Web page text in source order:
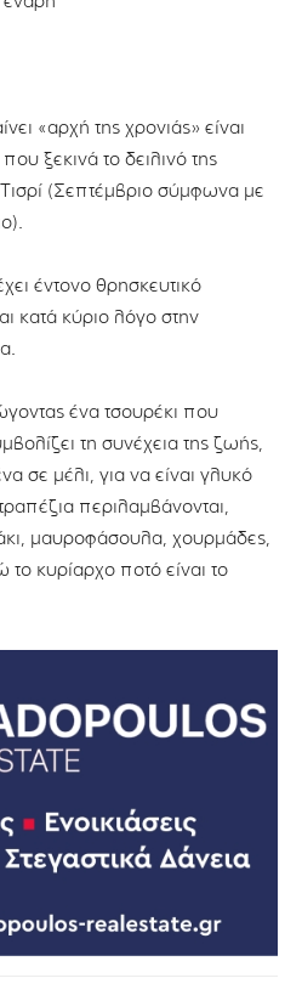
«αρχή της χρονιάς» είναι
ξεκινά το δειλινό της
(Σεπτέμβριο σύμφωνα με
έντονο θρησκευτικό
κατά κύριο λόγο στην
ένα τσουρέκι που
τη συνέχεια της ζωής,
σε μέλι, για να είναι γλυκό
περιλαμβάνονται,
μαυροφάσουλα, χουρμάδες,
κυρίαρχο ποτό είναι το